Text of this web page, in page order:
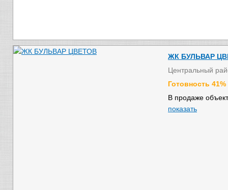
ЖК БУЛЬВАР
Центральный
Готовность 41%
В продаже
показать